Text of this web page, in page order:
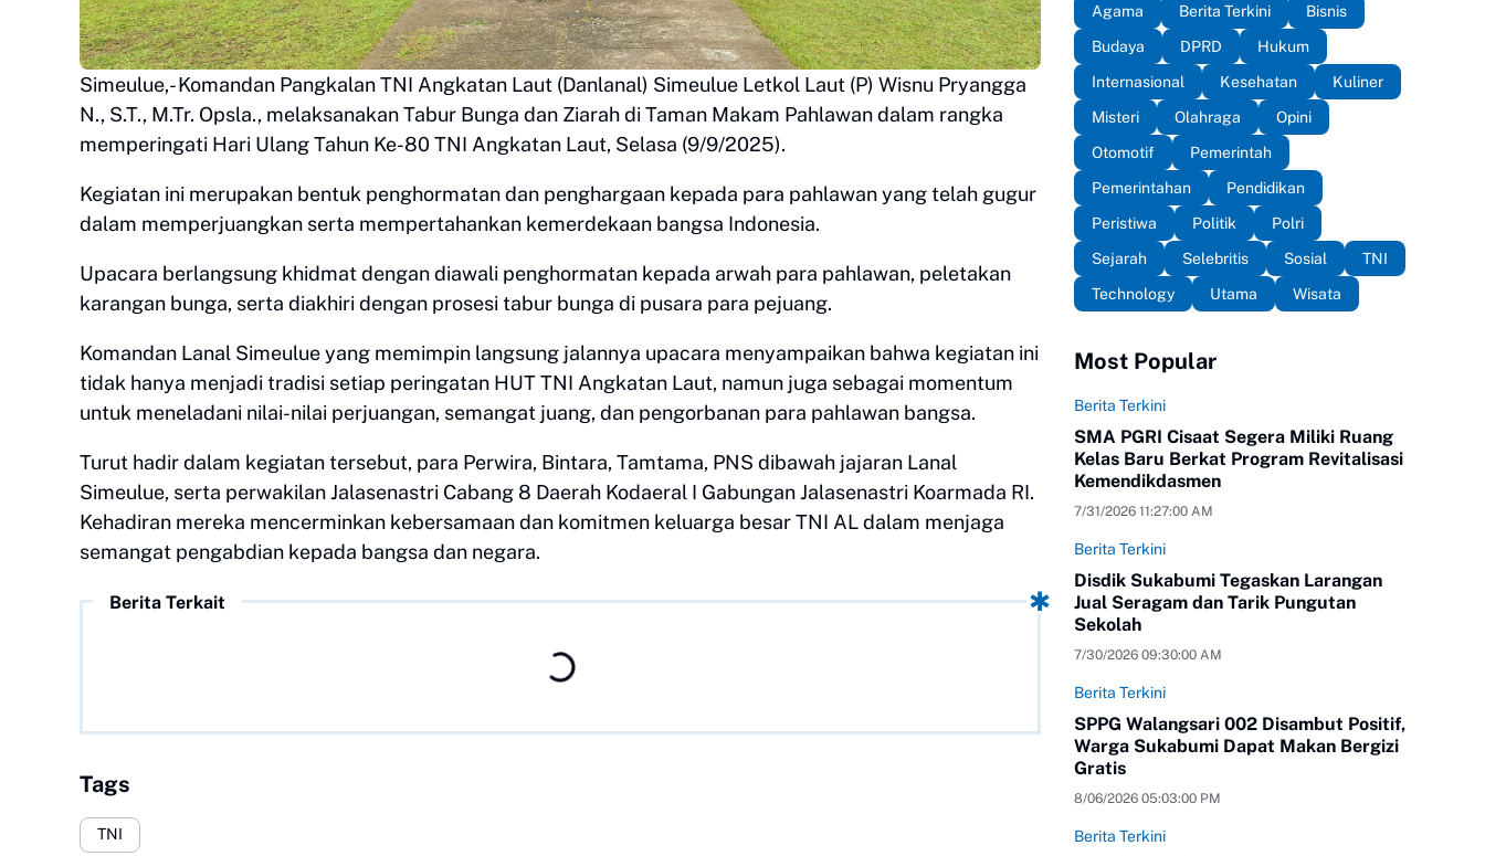
Simeulue,- Komandan Pangkalan TNI Angkatan Laut (Danlanal) Simeulue Letkol Laut (P) Wisnu Pryangga
N., S.T., M.Tr. Opsla., melaksanakan Tabur Bunga dan Ziarah di Taman Makam Pahlawan dalam rangka
memperingati Hari Ulang Tahun Ke-80 TNI Angkatan Laut, Selasa (9/9/2025).
Kegiatan ini merupakan bentuk penghormatan dan penghargaan kepada para pahlawan yang telah gugur
dalam memperjuangkan serta mempertahankan kemerdekaan bangsa Indonesia.
Upacara berlangsung khidmat dengan diawali penghormatan kepada arwah para pahlawan, peletakan
karangan bunga, serta diakhiri dengan prosesi tabur bunga di pusara para pejuang.
Komandan Lanal Simeulue yang memimpin langsung jalannya upacara menyampaikan bahwa kegiatan ini
tidak hanya menjadi tradisi setiap peringatan HUT TNI Angkatan Laut, namun juga sebagai momentum
untuk meneladani nilai-nilai perjuangan, semangat juang, dan pengorbanan para pahlawan bangsa.
Turut hadir dalam kegiatan tersebut, para Perwira, Bintara, Tamtama, PNS dibawah jajaran Lanal
Simeulue, serta perwakilan Jalasenastri Cabang 8 Daerah Kodaeral I Gabungan Jalasenastri Koarmada RI.
Kehadiran mereka mencerminkan kebersamaan dan komitmen keluarga besar TNI AL dalam menjaga
semangat pengabdian kepada bangsa dan negara.
Berita Terkait
Tags
TNI
Agama Berita Terkini
Bisnis
Budaya
DPRD
Hukum
Internasional
Kesehatan
Kuliner
Misteri
Olahraga
Opini
Otomotif
Pemerintah
Pemerintahan
Pendidikan
Peristiwa
Politik
Polri
Sejarah
Selebritis Sosial
TNI
Technology
Utama Wisata
Most Popular
Berita Terkini
SMA PGRI Cisaat Segera Miliki Ruang
Kelas Baru Berkat Program Revitalisasi
Kemendikdasmen
7/31/2026 11:27:00 AM
Berita Terkini
Disdik Sukabumi Tegaskan Larangan
Jual Seragam dan Tarik Pungutan
Sekolah
7/30/2026 09:30:00 AM
Berita Terkini
SPPG Walangsari 002 Disambut Positif,
Warga Sukabumi Dapat Makan Bergizi
Gratis
8/06/2026 05:03:00 PM
Berita Terkini